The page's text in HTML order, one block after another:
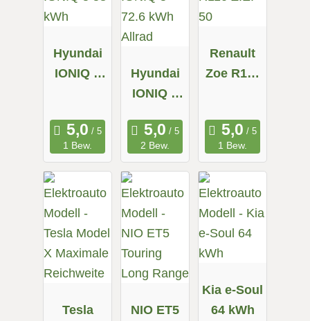
Hyundai
IONIQ 5
1 Bew.
Hyundai
IONIQ 5
Allrad
2 Bew.
Renault
Zoe R110
1 Bew.
Tesla
NIO ET5
Kia e-Soul
64 kWh